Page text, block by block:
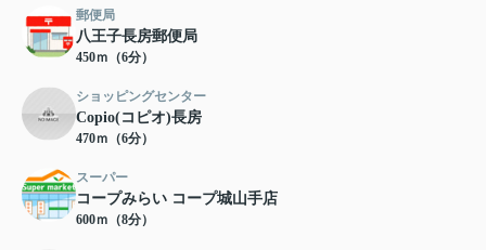
郵便局
八王子長房郵便局
450ｍ（6分）
ショッピングセンター
Copio(コピオ)長房
470ｍ（6分）
スーパー
コープみらい コープ城山手店
600ｍ（8分）